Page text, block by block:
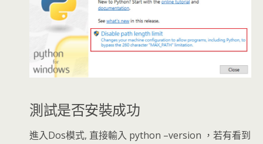
測試是否安裝成功
進入Dos模式, 直接輸入 python –version ，若有看到